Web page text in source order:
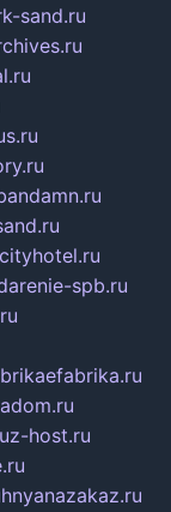
sand.ru
spb.ru
z-host.ru